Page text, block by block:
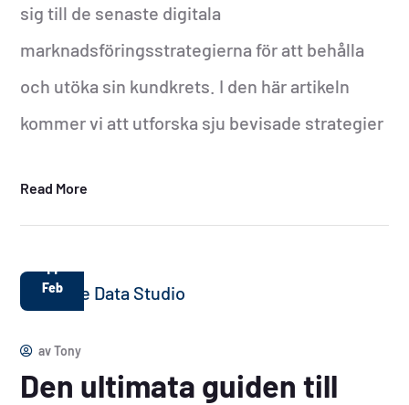
sig till de senaste digitala
marknadsföringsstrategierna för att behålla
och utöka sin kundkrets. I den här artikeln
kommer vi att utforska sju bevisade strategier
Read More
14
Feb
avTony
Den ultimata guiden till